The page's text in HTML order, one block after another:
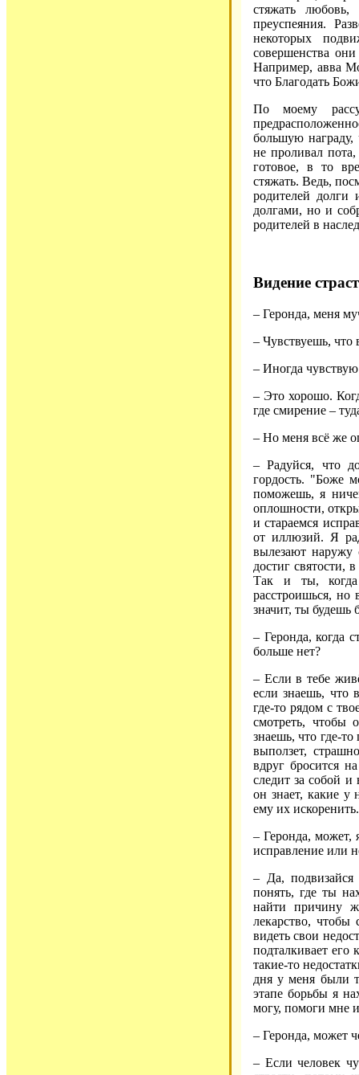
стяжать
преуспеяния.
некоторых
совершенства
Например, авва
что Благодать
По моему
большую награду,
не проливал
готовое, в то
стяжать. Ведь,
родителей долги
долгами, но и
родителей в
Видение
– Геронда, меня
– Чувствуешь, что
– Иногда
– Это хорошо.
где смирение –
– Но меня всё же
– Радуйся, что
гордость. "Боже
поможешь, я
оплошности,
и стараемся
от иллюзий. Я
вылезают наружу
достиг святости,
Так и ты, когда
расстроишься, но
значит, ты будешь
– Геронда, когда
больше нет?
– Если в тебе
если знаешь, что
где-то рядом с
смотреть, чтобы
знаешь, что где-
выползет,
вдруг бросится
следит за собой и
он знает, какие у
ему их искоренить.
– Геронда, может,
исправление или
– Да, подвизайся
понять, где ты
найти причину
лекарство, чтобы
видеть свои
подталкивает
такие-то
дня у меня были
этапе борьбы я
могу, помоги мне
– Геронда, может
– Если человек